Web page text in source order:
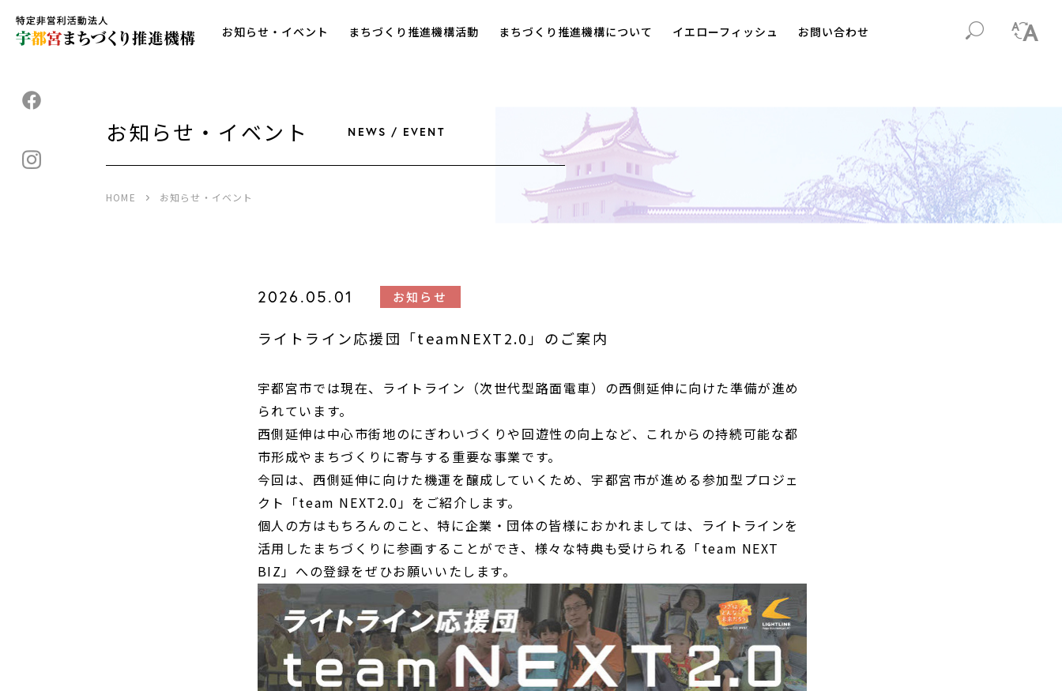
お知らせ・イベント まちづくり推進機構活動 まちづくり推進機構について イエローフィッシュ お問い合わせ
お知らせ・イベント NEWS / EVENT
HOME お知らせ・イベント
2026.05.01 お知らせ
ライトライン応援団「teamNEXT2.0」のご案内
宇都宮市では現在、ライトライン（次世代型路面電車）の西側延伸に向けた準備が進め
られています。
西側延伸は中心市街地のにぎわいづくりや回遊性の向上など、これからの持続可能な都
市形成やまちづくりに寄与する重要な事業です。
今回は、西側延伸に向けた機運を醸成していくため、宇都宮市が進める参加型プロジェ
クト「team NEXT2.0」をご紹介します。
個人の方はもちろんのこと、特に企業・団体の皆様におかれましては、ライトラインを
活用したまちづくりに参画することができ、様々な特典も受けられる「team NEXT
BIZ」への登録をぜひお願いいたします。